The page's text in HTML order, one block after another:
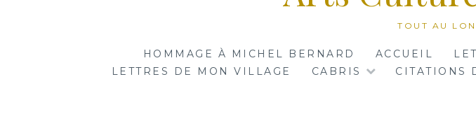
TOUT AU
HOMMAGE À MICHEL BERNARD ACCUEIL
LETTRES DE MON VILLAGE
CABRIS CITATIONS